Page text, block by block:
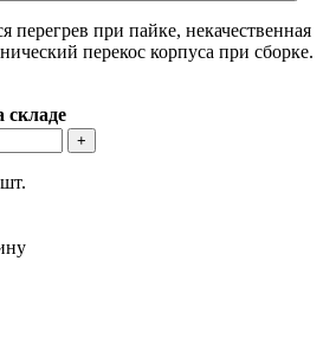
перегрев при пайке, некачественная
перекос корпуса при сборке.
складе
+